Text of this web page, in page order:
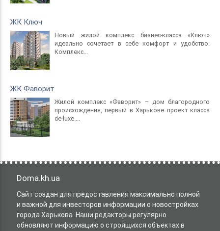
ЖК Ключ
Новый жилой комплекс бизнес-класса «Ключ»
идеально сочетает в себе комфорт и удобство.
Комплекс...
ЖК Фаворит
Жилой комплекс «Фаворит» – дом благородного
происхождения, первый в Харькове проект класса
de-luxе....
Doma.kh.ua
Сайт создан для предоставления максимально полной
и важной для инвесторов информации о новостройках
города Харькова. Наши редакторы регулярно
обновляют информацию о строящихся объектах в